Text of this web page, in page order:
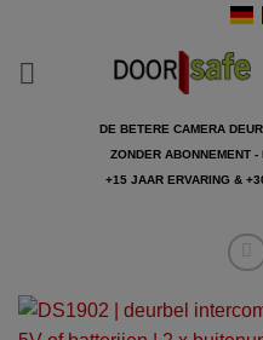
DE BETERE CAMERA
ZONDER ABONNEMENT
+15 JAAR ERVARING &